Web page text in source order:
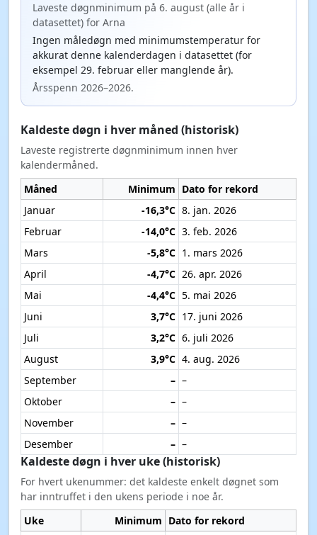
Laveste døgnminimum på 6. august (alle år i
datasettet) for Arna
Ingen måledøgn med minimumstemperatur for
akkurat denne kalenderdagen i datasettet (for
eksempel 29. februar eller manglende år).
Årsspenn 2026–2026.
Kaldeste døgn i hver måned (historisk)
Laveste registrerte døgnminimum innen hver
kalendermåned.
Måned
Minimum Dato for rekord
Januar
-16,3°C 8. jan. 2026
Februar
-14,0°C 3. feb. 2026
Mars
-5,8°C 1. mars 2026
April
-4,7°C 26. apr. 2026
Mai
-4,4°C 5. mai 2026
Juni
3,7°C 17. juni 2026
Juli
3,2°C 6. juli 2026
August
3,9°C 4. aug. 2026
September
– –
Oktober
– –
November
– –
Desember
– –
Kaldeste døgn i hver uke (historisk)
For hvert ukenummer: det kaldeste enkelt døgnet som
har inntruffet i den ukens periode i noe år.
Uke
Minimum Dato for rekord